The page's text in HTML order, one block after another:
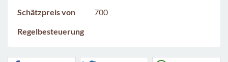
Schätzpreis von
700
Regelbesteuerung